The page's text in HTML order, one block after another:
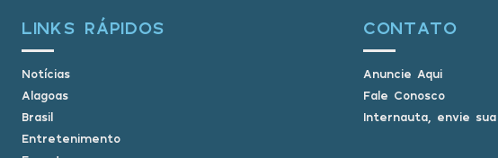
LINKS RÁPIDOS
Notícias
Alagoas
Brasil
Entretenimento
CONTATO
Anuncie Aqui
Fale Conosco
Internauta, envie